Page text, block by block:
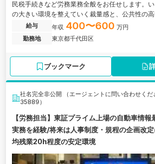
民税手続きなど労務業務全般をお任せします。
の大きい環境を整えていく裁量感と、公共性の
触り感の双方を持ちながら、人と社会をつなげる
推し進めていただきます。
給与 年収 400〜600 万円
勤務地
東京都千代田区
ブックマーク
社名完全非公開 （エージェントに問い合わせく
35889）
【労務担当】東証プライム上場の自動車情
実務を経験/将来は人事制度・規程の企画改
均残業20h程度の安定環境